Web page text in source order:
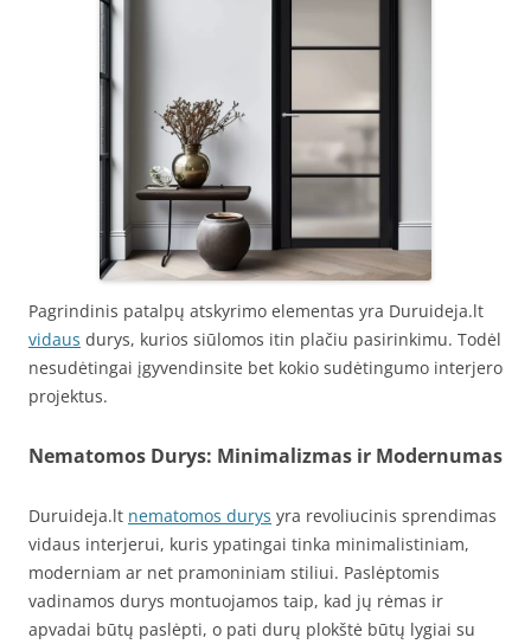
Pagrindinis patalpų atskyrimo elementas yra Duruideja.lt
vidaus durys, kurios siūlomos itin plačiu pasirinkimu. Todėl
nesudėtingai įgyvendinsite bet kokio sudėtingumo interjero
projektus.
Nematomos Durys: Minimalizmas ir Modernumas
Duruideja.lt nematomos durys yra revoliucinis sprendimas
vidaus interjerui, kuris ypatingai tinka minimalistiniam,
moderniam ar net pramoniniam stiliui. Paslėptomis
vadinamos durys montuojamos taip, kad jų rėmas ir
apvadai būtų paslėpti, o pati durų plokštė būtų lygiai su